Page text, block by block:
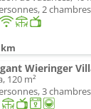
2
Wieringer
120 m²
3